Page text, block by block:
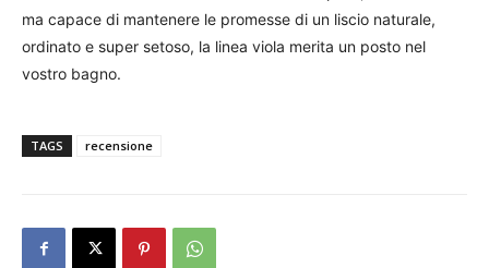
ma capace di mantenere le promesse di un liscio naturale,
ordinato e super setoso, la linea viola merita un posto nel
vostro bagno.
TAGS recensione